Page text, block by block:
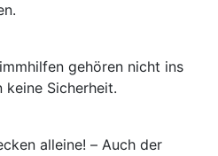
gehören nicht ins
keine Sicherheit.
alleine! – Auch der